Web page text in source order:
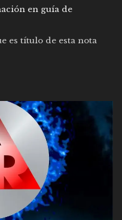
en guía de
es título de esta nota